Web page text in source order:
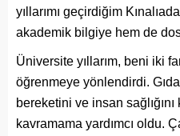
yıllarımı geçirdiğim
akademik bilgiye hem de
Üniversite yıllarım, beni iki
öğrenmeye yönlendirdi.
bereketini ve insan
kavramama yardımcı oldu.